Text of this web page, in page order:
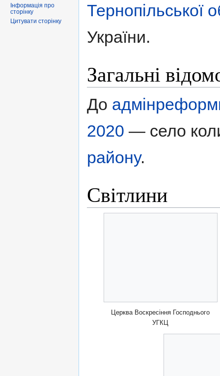
Тернопільської
України.
Загальні
До
2020 — село
району.
Світлини
Церква Воскресіння Господнього
УГКЦ
Інформація про
сторінку
Цитувати сторінку